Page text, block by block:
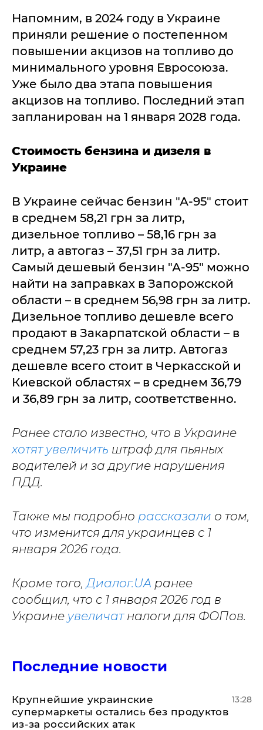
Напомним, в 2024 году в Украине
приняли решение о постепенном
повышении акцизов на топливо до
минимального уровня Евросоюза.
Уже было два этапа повышения
акцизов на топливо. Последний этап
запланирован на 1 января 2028 года.
Стоимость бензина и дизеля в
Украине
В Украине сейчас бензин "А-95" стоит
в среднем 58,21 грн за литр,
дизельное топливо – 58,16 грн за
литр, а автогаз – 37,51 грн за литр.
Самый дешевый бензин "А-95" можно
найти на заправках в Запорожской
области – в среднем 56,98 грн за литр.
Дизельное топливо дешевле всего
продают в Закарпатской области – в
среднем 57,23 грн за литр. Автогаз
дешевле всего стоит в Черкасской и
Киевской областях – в среднем 36,79
и 36,89 грн за литр, соответственно.
Ранее стало известно, что в Украине
хотят увеличить штраф для пьяных
водителей и за другие нарушения
ПДД.
Также мы подробно рассказали о том,
что изменится для украинцев с 1
января 2026 года.
Кроме того,Диалог.UA ранее
сообщил, что с 1 января 2026 год в
Украине увеличатналоги для ФОПов.
Последние новости
Крупнейшие украинские
супермаркеты остались без продуктов
из-за российских атак
13:28